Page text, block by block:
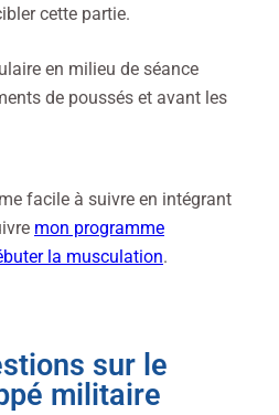
cette partie.
en milieu de séance
de poussés et avant les
facile à suivre en intégrant
mon programme
la musculation.
sur le
militaire